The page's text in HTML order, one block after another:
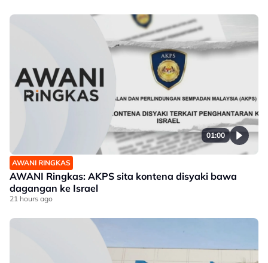
01:00
AWANI RINGKAS
AWANI Ringkas: AKPS sita kontena disyaki bawa
dagangan ke Israel
21 hours ago